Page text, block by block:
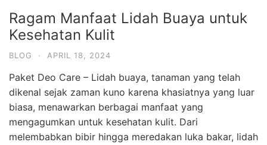
Ragam Manfaat Lidah Buaya untuk
Kesehatan Kulit
BLOG · APRIL 18, 2024
Paket Deo Care – Lidah buaya, tanaman yang telah
dikenal sejak zaman kuno karena khasiatnya yang luar
biasa, menawarkan berbagai manfaat yang
mengagumkan untuk kesehatan kulit. Dari
melembabkan bibir hingga meredakan luka bakar, lidah